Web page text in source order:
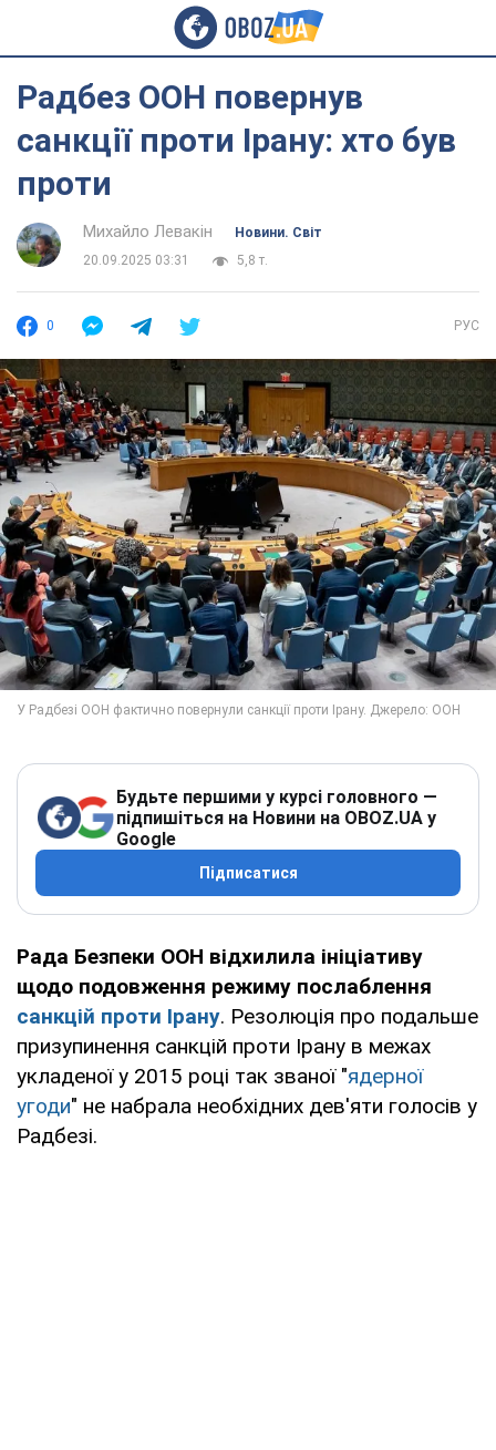
Радбез ООН повернув
санкції проти Ірану: хто був
проти
Михайло Левакін
Новини. Світ
20.09.2025 03:31
5,8 т.
0 РУС
Будьте першими у курсі головного —
підпишіться на Новини на OBOZ.UA у
Google
Підписатися
Рада Безпеки ООН відхилила ініціативу
щодо подовження режиму послаблення
санкцій проти Ірану. Резолюція про подальше
призупинення санкцій проти Ірану в межах
укладеної у 2015 році так званої "ядерної
угоди" не набрала необхідних дев'яти голосів у
Радбезі.